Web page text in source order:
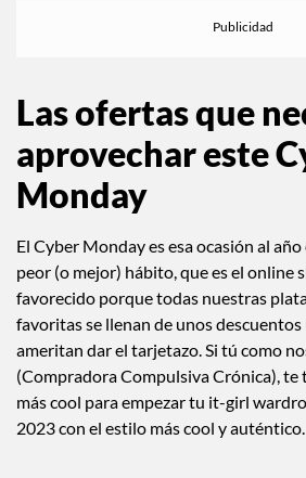
Las ofertas que
aprovechar este
Monday
El Cyber Monday es esa ocasión al
peor (o mejor) hábito, que es el online
favorecido porque todas nuestras
favoritas se llenan de unos
ameritan dar el tarjetazo. Si tú como
(Compradora Compulsiva Crónica), te
más cool para empezar tu it-girl
2023 con el estilo más cool y auténtico.